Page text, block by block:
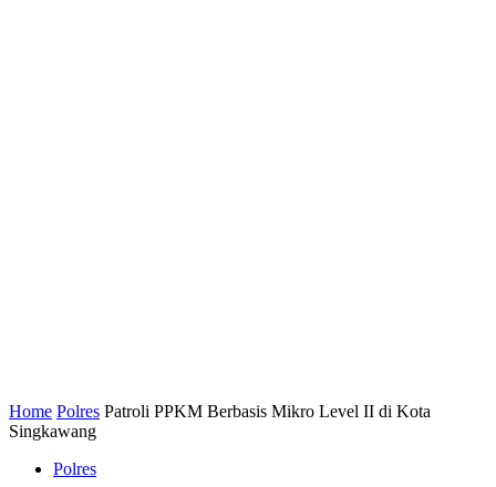
Home Polres Patroli PPKM Berbasis Mikro Level II di Kota
Singkawang
Polres